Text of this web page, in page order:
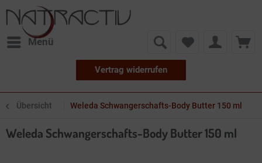
Menü
Vertrag widerrufen
Übersicht Weleda Schwangerschafts-Body Butter 150 ml
Weleda Schwangerschafts-Body Butter 150 ml